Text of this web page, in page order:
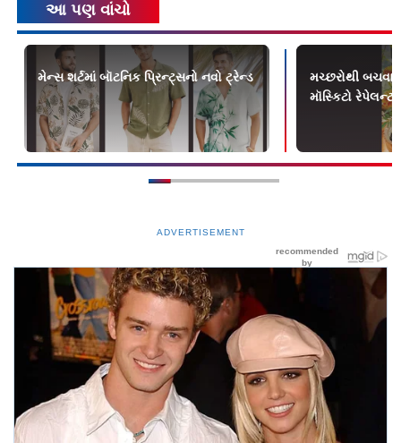
આ પણ વાંચો
મેન્સ શર્ટમાં બૉટનિક પ્રિન્ટ્સનો નવો ટ્રેન્ડ
મચ્છરોથી
મૉસ્કિટો રેપેલન્ટ
ADVERTISEMENT